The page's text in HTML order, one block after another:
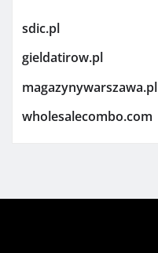
sdic.pl
gieldatirow.pl
magazynywarszawa.pl
wholesalecombo.com